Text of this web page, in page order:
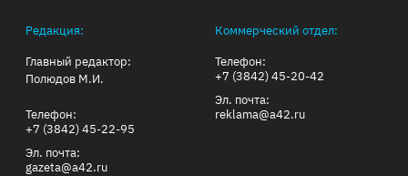
Редакция:
Главный редактор:
Полюдов М.И.
Телефон:
+7 (3842) 45-22-95
Эл. почта:
gazeta@a42.ru
Коммерческий отдел:
Телефон:
+7 (3842) 45-20-42
Эл. почта:
reklama@a42.ru